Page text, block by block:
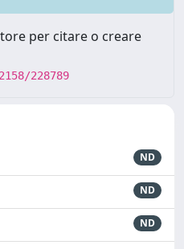
per citare o creare
228789
ND
ND
ND